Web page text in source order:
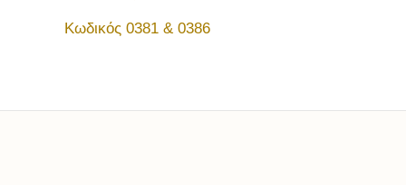
Κωδικός 0381 & 0386